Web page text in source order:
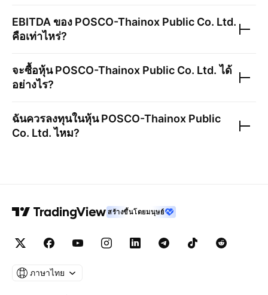
EBITDA ของ POSCO-Thainox Public Co. Ltd.
คือเท่าไหร่?
จะซื้อหุ้นPOSCO-Thainox Public Co. Ltd. ได้
อย่างไร?
ฉันควรลงทุนในหุ้นPOSCO-Thainox Public
Co. Ltd.ไหม?
สร้างขึ้นโดยมนุษย์
ภาษาไทย